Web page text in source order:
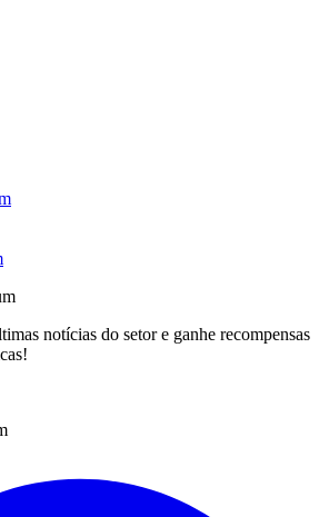
notícias do setor e ganhe recompensas